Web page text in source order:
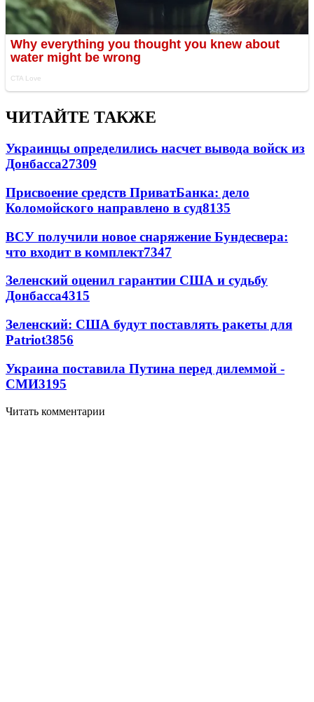
ЧИТАЙТЕ ТАКЖЕ
Украинцы определились насчет вывода войск из
Донбасса27309
Присвоение средств ПриватБанка: дело
Коломойского направлено в суд8135
ВСУ получили новое снаряжение Бундесвера:
что входит в комплект7347
Зеленский оценил гарантии США и судьбу
Донбасса4315
Зеленский: США будут поставлять ракеты для
Patriot3856
Украина поставила Путина перед дилеммой -
СМИ3195
Читать комментарии